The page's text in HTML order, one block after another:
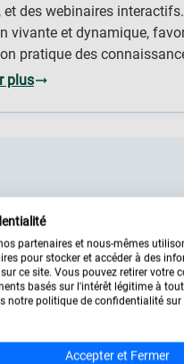
et des webinaires
vivante et dynamique,
pratique des
plus
Exercices
partenaires et nous-mêmes
pour stocker et accéder à des
ce site. Vous pouvez retirer votre
basés sur l'intérêt légitime à
notre politique de confidentialité sur
Accepter et Fermer